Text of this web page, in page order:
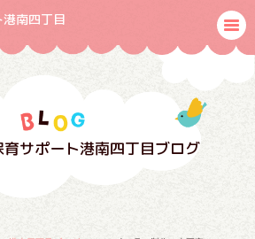
南四丁目
サポート港南四丁目ブログ